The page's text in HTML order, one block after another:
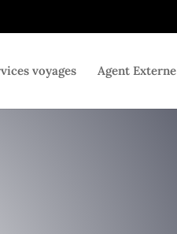
voyages Agent Externe